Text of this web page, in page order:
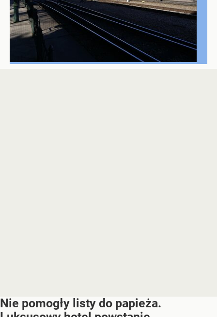
Nie pomogły listy do papieża.